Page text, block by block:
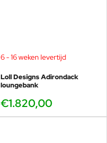
6 - 16 weken levertijd
Loll Designs Adirondack
loungebank
€1.820,00